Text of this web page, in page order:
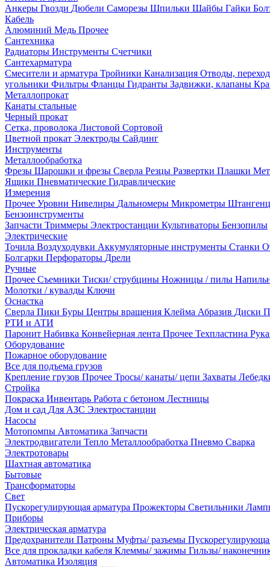
Анкеры Гвозди Дюбели Саморезы Шпильки Шайбы Гайки
Кабель
Алюминий Медь Прочее
Сантехника
Радиаторы Инструменты Счетчики
Сантехарматура
Смесители и арматура Тройники Канализация Отводы,
угольники Фильтры Фланцы Гидранты Задвижки, клапаны
Металлопрокат
Канаты стальные
Черный прокат
Сетка, проволока Листовой Сортовой
Цветной прокат Электроды Сайдинг
Инструменты
Металлообработка
Фрезы Шарошки и фрезы Сверла Резцы Развертки Плашки
Ящики Пневматические Гидравлические
Измерения
Прочее Уровни Нивелиры Дальномеры Микрометры
Бензоинструменты
Запчасти Триммеры Электростанции Культиваторы Бензопилы
Электрические
Точила Воздуходувки Аккумуляторные инструменты Станки
Болгарки Перфораторы Дрели
Ручные
Прочее Съемники Тиски/ струбцины Ножницы / пилы
Молотки / кувалды Ключи
Оснастка
Сверла Пики Буры Центры вращения Клейма Абразив Диски
РТИ и АТИ
Паронит Набивка Конвейерная лента Прочее Техпластина
Оборудование
Пожарное оборудование
Все для подъема грузов
Крепление грузов Прочее Тросы/ канаты/ цепи Захваты
Стройка
Покраска Инвентарь Работа с бетоном Лестницы
Дом и сад Для АЗС Электростанции
Насосы
Мотопомпы Автоматика Запчасти
Электродвигатели Тепло Металлообработка Пневмо Сварка
Электротовары
Шахтная автоматика
Бытовые
Трансформаторы
Свет
Пускорегулирующая арматура Прожекторы Светильники
Приборы
Электрическая арматура
Предохранители Патроны Муфты/ разъемы
Все для прокладки кабеля Клеммы/ зажимы Гильзы/
Автоматика Изоляция